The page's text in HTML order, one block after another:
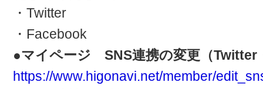
・Twitter
・Facebook
●マイページ SNS連携の変更（Twitter
https://www.higonavi.net/member/